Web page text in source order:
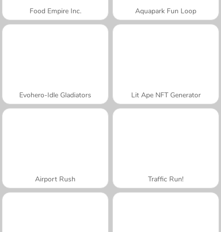
Food Empire Inc. Aquapark Fun Loop
Evohero-Idle Gladiators Lit Ape NFT Generator
Airport Rush Traffic Run!